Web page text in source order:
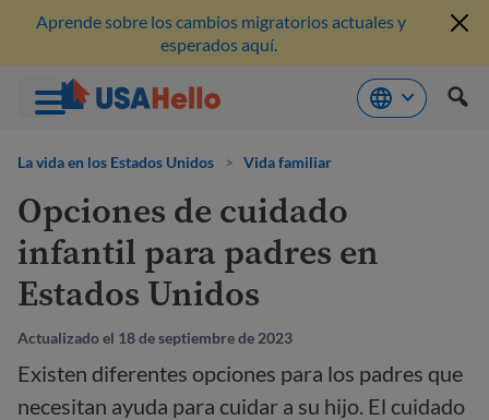
Aprende sobre los cambios migratorios actuales y
esperados aquí.
La vida en los Estados Unidos > Vida familiar
Opciones de cuidado
infantil para padres en
Estados Unidos
Actualizado el 18 de septiembre de 2023
Existen diferentes opciones para los padres que
necesitan ayuda para cuidar a su hijo. El cuidado